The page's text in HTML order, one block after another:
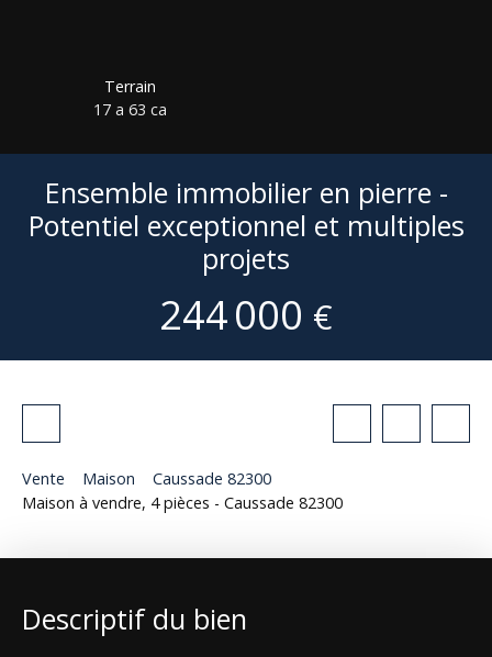
Terrain
17 a 63 ca
Ensemble immobilier en pierre -
Potentiel exceptionnel et multiples
projets
244 000 €
Vente Maison
Caussade 82300
Maison à vendre, 4 pièces - Caussade 82300
Descriptif du bien